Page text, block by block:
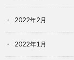
2022年2月
2022年1月